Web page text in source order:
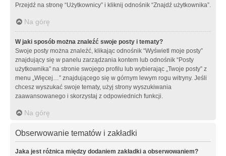
Przejdź na stronę “Użytkownicy” i kliknij odnośnik “Znajdź użytkownika”.
Na górę
W jaki sposób można znaleźć swoje posty i tematy?
Swoje posty można znaleźć, klikając odnośnik “Wyświetl moje posty”
znajdujący się w panelu zarządzania kontem lub odnośnik “Posty
użytkownika” na stronie swojego profilu lub wybierając „Twoje posty” z
menu „Więcej…” znajdującego się w górnym lewym rogu witryny. Jeśli
chcesz wyszukać swoje tematy, użyj strony wyszukiwania
zaawansowanego i skorzystaj z odpowiednich funkcji.
Na górę
Obserwowanie tematów i zakładki
Jaka jest różnica między dodaniem zakładki a obserwowaniem?